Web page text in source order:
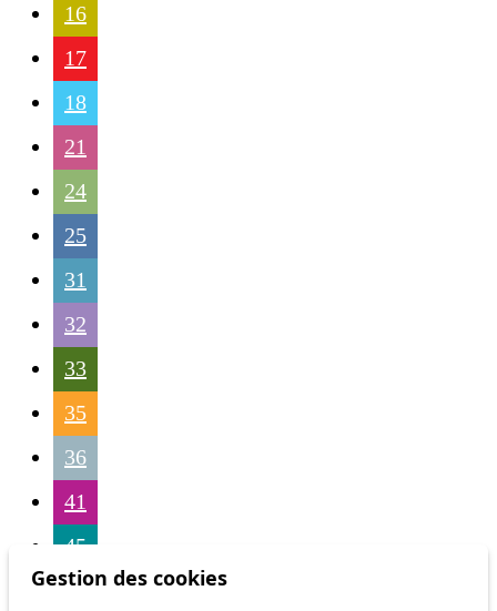
16
17
18
21
24
25
31
32
33
35
36
41
45
46
Gestion des cookies